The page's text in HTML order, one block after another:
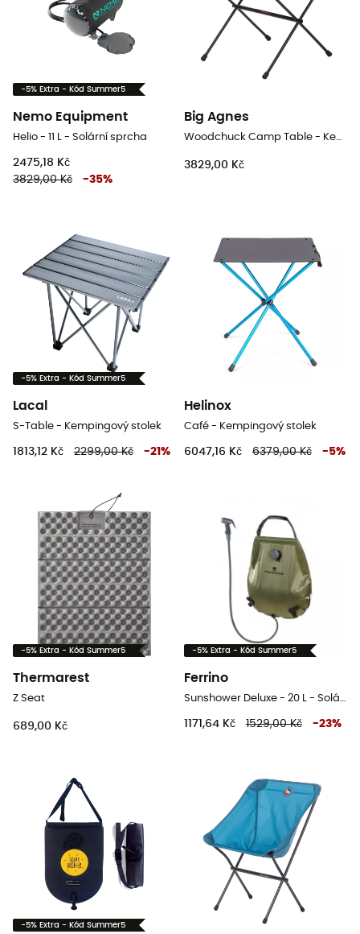
-5% Extra - Kód Summer5
Nemo Equipment
Helio - 11 L - Solární sprcha
2475,18 Kč
3829,00 Kč
-35%
Big Agnes
3829,00 Kč
-5% Extra - Kód Summer5
Lacal
S-Table - Kempingový stolek
1813,12 Kč 2299,00 Kč -21 %
Helinox
Café - Kempingový stolek
6047,16 Kč 6379,00 Kč -5%
-5% Extra - Kód Summer5
Thermarest
Z Seat
689,00 Kč
-5% Extra - Kód Summer5
Ferrino
1171,64 Kč 1529,00 Kč -23%
-5% Extra - Kód Summer5